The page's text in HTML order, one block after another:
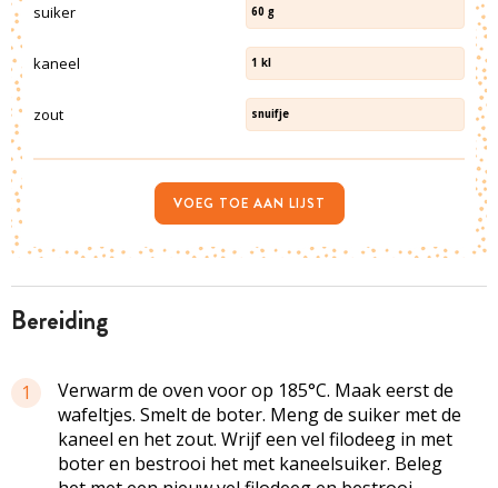
bereiding
1
Verwarm de oven voor op 185°C. Maak eerst de
wafeltjes. Smelt de boter. Meng de suiker met de
kaneel en het zout. Wrijf een vel filodeeg in met
boter en bestrooi het met kaneelsuiker. Beleg
suiker 60 g
kaneel 1 kl
zout snuifje
VOEG TOE AAN LIJST